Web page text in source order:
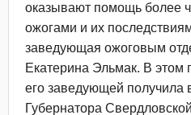
оказывают помощь более
ожогами и их
заведующая ожоговым
Екатерина Эльмак. В этом
его заведующей получила
Губернатора